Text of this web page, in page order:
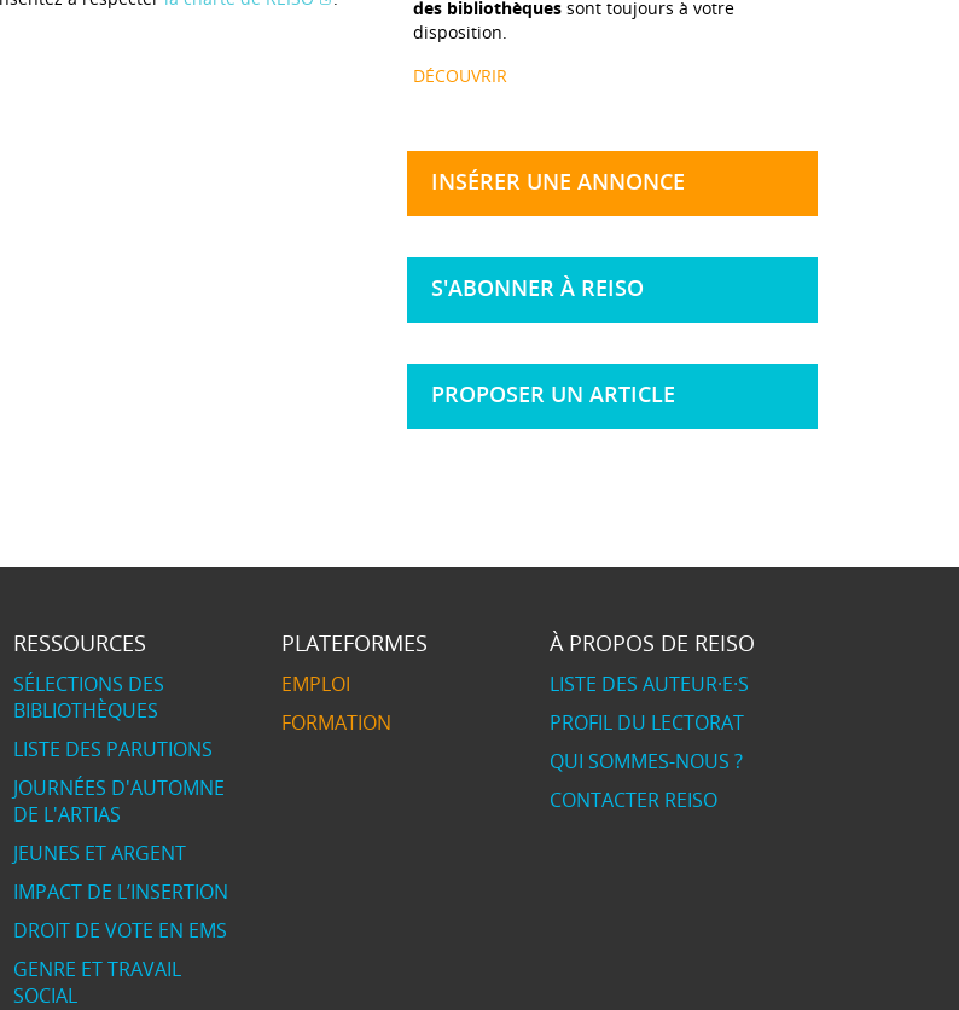
des bibliothèques sont toujours à votre
disposition.
DÉCOUVRIR
INSÉRER UNE ANNONCE
S'ABONNER À REISO
PROPOSER UN ARTICLE
RESSOURCES
SÉLECTIONS DES
BIBLIOTHÈQUES
LISTE DES PARUTIONS
JOURNÉES D'AUTOMNE
DE L'ARTIAS
JEUNES ET ARGENT
IMPACT DE L’INSERTION
DROIT DE VOTE EN EMS
GENRE ET TRAVAIL
SOCIAL
PLATEFORMES
EMPLOI
FORMATION
À PROPOS DE REISO
LISTE DES AUTEUR·E·S
PROFIL DU LECTORAT
QUI SOMMES-NOUS ?
CONTACTER REISO